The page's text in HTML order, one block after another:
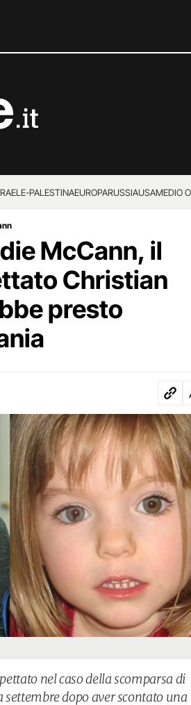
PALESTINAEUROPARUSSIAUSAMEDIO
McCann, il
Christian
presto
nel caso della scomparsa di
dopo aver scontato una